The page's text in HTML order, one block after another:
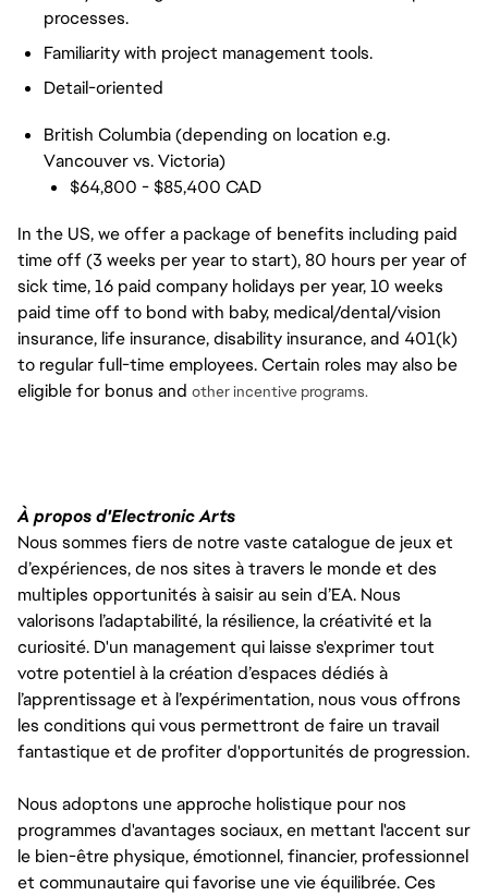
processes.
Familiarity with project management tools.
Detail-oriented
British Columbia (depending on location e.g.
Vancouver vs. Victoria)
$64,800 - $85,400 CAD
In the US, we offer a package of benefits including paid
time off (3 weeks per year to start), 80 hours per year of
sick time, 16 paid company holidays per year, 10 weeks
paid time off to bond with baby, medical/dental/vision
insurance, life insurance, disability insurance, and 401(k)
to regular full-time employees. Certain roles may also be
eligible for bonus and other incentive programs.
À propos d'Electronic Arts
Nous sommes fiers de notre vaste catalogue de jeux et
d’expériences, de nos sites à travers le monde et des
multiples opportunités à saisir au sein d’EA. Nous
valorisons l’adaptabilité, la résilience, la créativité et la
curiosité. D'un management qui laisse s'exprimer tout
votre potentiel à la création d’espaces dédiés à
l’apprentissage et à l’expérimentation, nous vous offrons
les conditions qui vous permettront de faire un travail
fantastique et de profiter d'opportunités de progression.
Nous adoptons une approche holistique pour nos
programmes d'avantages sociaux, en mettant l'accent sur
le bien-être physique, émotionnel, financier, professionnel
et communautaire qui favorise une vie équilibrée. Ces